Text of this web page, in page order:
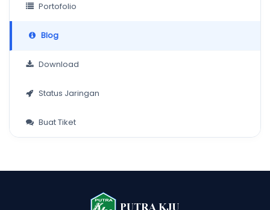
Portofolio
Blog
Download
Status Jaringan
Buat Tiket